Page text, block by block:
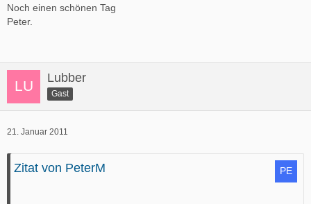
Noch einen schönen Tag
Peter.
Lubber
Gast
21. Januar 2011
Zitat von PeterM